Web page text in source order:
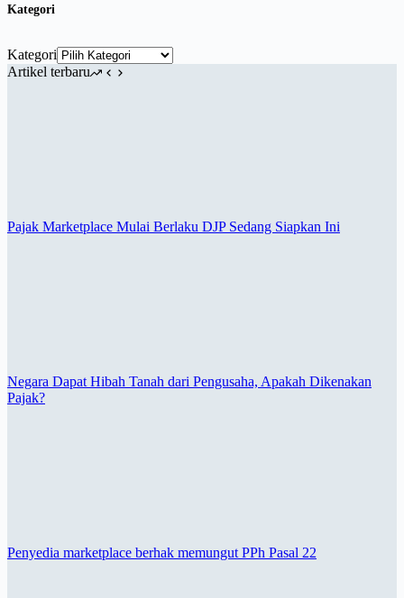
Kategori
Kategori
Artikel terbaru
Pajak Marketplace Mulai Berlaku DJP Sedang Siapkan Ini
Negara Dapat Hibah Tanah dari Pengusaha, Apakah Dikenakan
Pajak?
Penyedia marketplace berhak memungut PPh Pasal 22